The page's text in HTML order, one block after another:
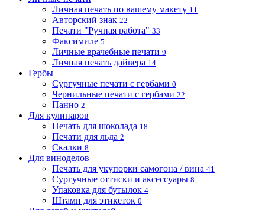
Личная печать по вашему макету 11
Авторский знак 22
Печати "Ручная работа" 33
Факсимиле 5
Личные врачебные печати 9
Личная печать дайвера 14
Гербы
Сургучные печати с гербами 0
Чернильные печати с гербами 22
Панно 2
Для кулинаров
Печать для шоколада 18
Печати для льда 2
Скалки 8
Для виноделов
Печать для укупорки самогона / вина 41
Сургучные оттиски и аксессуары 8
Упаковка для бутылок 4
Штамп для этикеток 0